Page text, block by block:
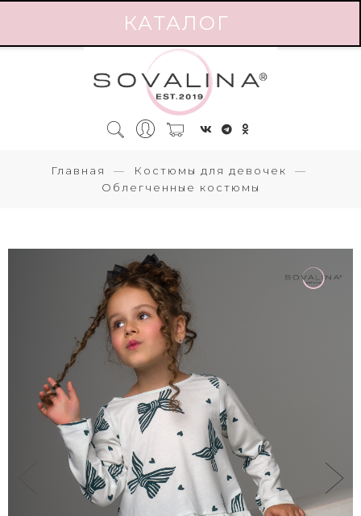
КАТАЛОГ
Главная
Костюмы для девочек
Облегченные костюмы